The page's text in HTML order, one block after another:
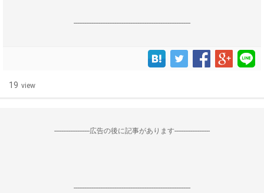
------------------------------------------------------------------
19 view
--------------------広告の後に記事があります--------------------
------------------------------------------------------------------